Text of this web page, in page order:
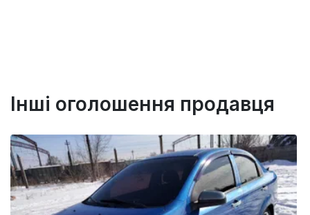
Інші оголошення продавця